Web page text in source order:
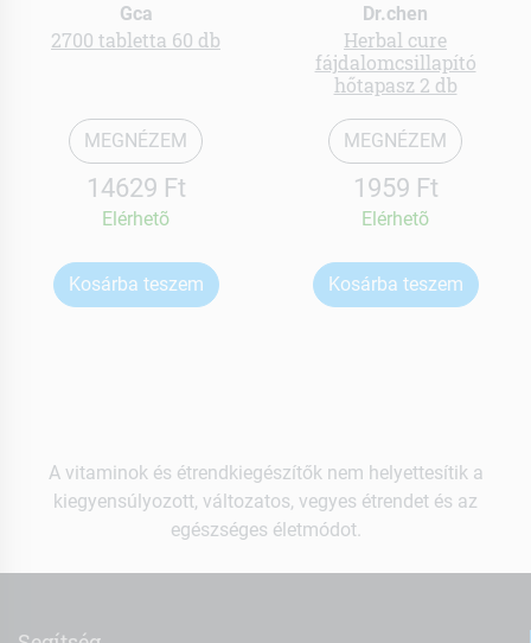
Gca
2700 tabletta 60 db
MEGNÉZEM
14629 Ft
Elérhetõ
Kosárba teszem
Dr.chen
Herbal cure
fájdalomcsillapító
hőtapasz 2 db
MEGNÉZEM
1959 Ft
Elérhetõ
Kosárba teszem
A vitaminok és étrendkiegészítők nem helyettesítik a
kiegyensúlyozott, változatos, vegyes étrendet és az
egészséges életmódot.